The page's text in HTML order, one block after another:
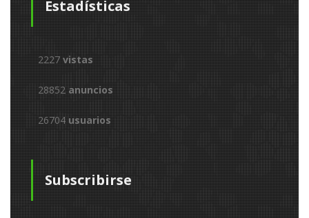
Estadísticas
2227 vistas
28852 anuncios
26704 usuarios
Subscribirse